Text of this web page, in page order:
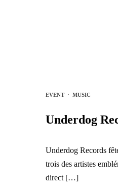
EVENT· MUSIC
Underdog
Underdog Records
trois des artistes
direct […]